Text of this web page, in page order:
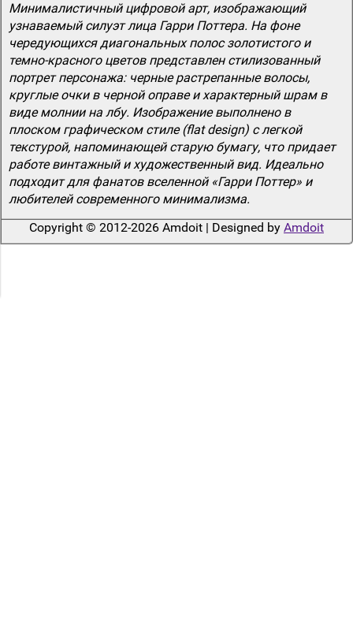
Минималистичный цифровой арт, изображающий
узнаваемый силуэт лица Гарри Поттера. На фоне
чередующихся диагональных полос золотистого и
темно-красного цветов представлен стилизованный
портрет персонажа: черные растрепанные волосы,
круглые очки в черной оправе и характерный шрам в
виде молнии на лбу. Изображение выполнено в
плоском графическом стиле (flat design) с легкой
текстурой, напоминающей старую бумагу, что придает
работе винтажный и художественный вид. Идеально
подходит для фанатов вселенной «Гарри Поттер» и
любителей современного минимализма.
Copyright © 2012-2026 Amdoit | Designed by Amdoit